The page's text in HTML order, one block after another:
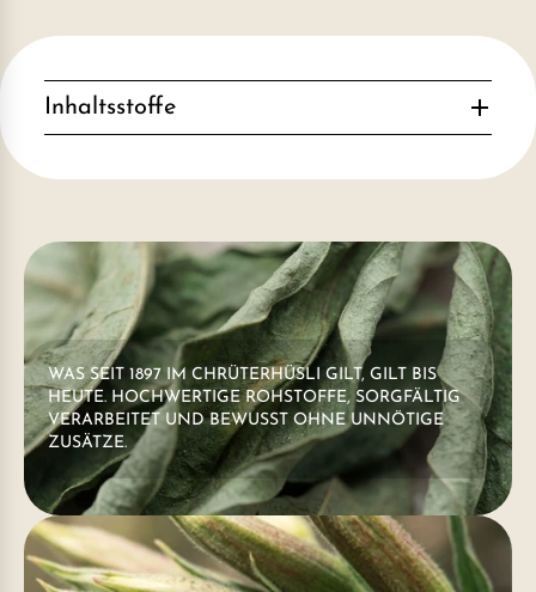
Inhaltsstoffe
WAS SEIT 1897 IM CHRÜTERHÜSLI GILT, GILT BIS
HEUTE. HOCHWERTIGE ROHSTOFFE, SORGFÄLTIG
VERARBEITET UND BEWUSST OHNE UNNÖTIGE
ZUSÄTZE.